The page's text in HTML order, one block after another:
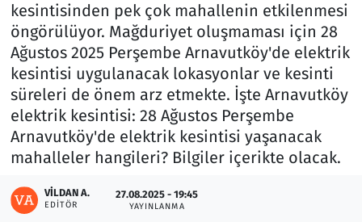
kesintisinden pek çok mahallenin etkilenmesi
öngörülüyor. Mağduriyet oluşmaması için 28
Ağustos 2025 Perşembe Arnavutköy'de elektrik
kesintisi uygulanacak lokasyonlar ve kesinti
süreleri de önem arz etmekte. İşte Arnavutköy
elektrik kesintisi: 28 Ağustos Perşembe
Arnavutköy'de elektrik kesintisi yaşanacak
mahalleler hangileri? Bilgiler içerikte olacak.
VILDAN A.
EDITÖR
27.08.2025 - 19:45
YAYINLANMA
Otomobil
Oyun
Ramazan
Resmi İlanlar